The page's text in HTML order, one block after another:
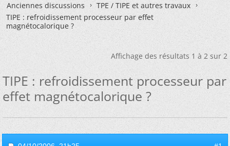
Anciennes discussions
TPE / TIPE et autres travaux
TIPE : refroidissement processeur par effet
magnétocalorique ?
Affichage des résultats 1 à 2 sur 2
TIPE : refroidissement processeur par
effet magnétocalorique ?